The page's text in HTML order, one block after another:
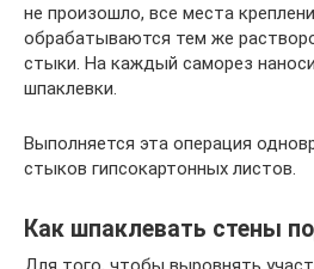
не произошло, все места
обрабатываются тем же
стыки. На каждый саморез
шпаклевки.
Выполняется эта операция
стыков гипсокартонных листов.
Как шпаклевать стены